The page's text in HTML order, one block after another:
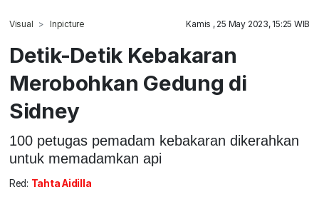
Visual Inpicture Kamis , 25 May 2023, 15:25 WIB
Detik-Detik Kebakaran
Merobohkan Gedung di
Sidney
100 petugas pemadam kebakaran dikerahkan
untuk memadamkan api
Red: Tahta Aidilla